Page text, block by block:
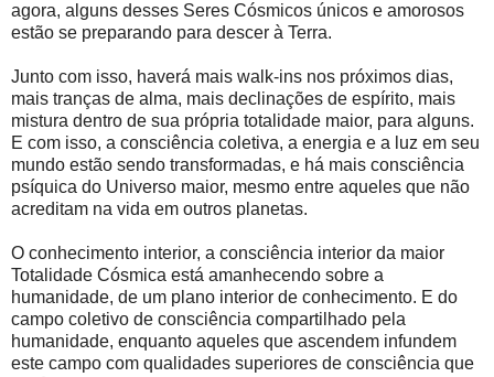
agora, alguns desses Seres Cósmicos únicos e amorosos
estão se preparando para descer à Terra.
Junto com isso, haverá mais walk-ins nos próximos dias,
mais tranças de alma, mais declinações de espírito, mais
mistura dentro de sua própria totalidade maior, para alguns.
E com isso, a consciência coletiva, a energia e a luz em seu
mundo estão sendo transformadas, e há mais consciência
psíquica do Universo maior, mesmo entre aqueles que não
acreditam na vida em outros planetas.
O conhecimento interior, a consciência interior da maior
Totalidade Cósmica está amanhecendo sobre a
humanidade, de um plano interior de conhecimento. E do
campo coletivo de consciência compartilhado pela
humanidade, enquanto aqueles que ascendem infundem
este campo com qualidades superiores de consciência que